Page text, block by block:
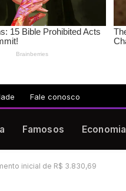
Fale conosco
Famosos Economia
inicial de R$ 3.830,69